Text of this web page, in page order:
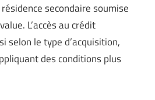
secondaire soumise
L’accès au crédit
selon le type d’acquisition,
des conditions plus